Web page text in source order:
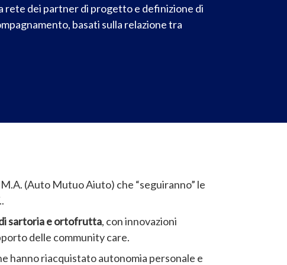
rete dei partner di progetto e definizione di
basati sulla relazione tra
(Auto Mutuo Aiuto) che “seguiranno” le
sartoria e ortofrutta, con innovazioni
delle community care.
hanno riacquistato autonomia personale e